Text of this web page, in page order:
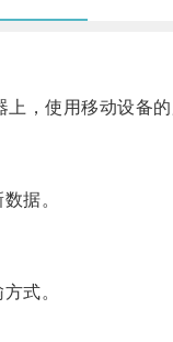
使用移动设备的
据。
式。